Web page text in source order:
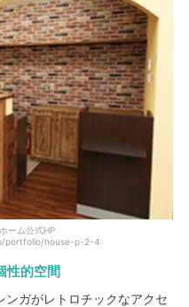
ーム公式HP
portfolio/house-p-2-4
性的空間
ガがレトロチックなアクセ